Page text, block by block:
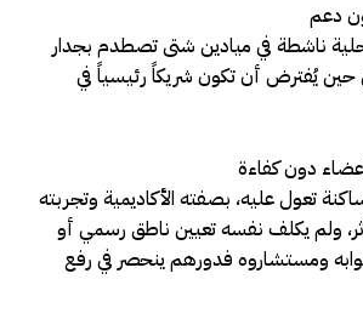
ناشطة في ميادين شتى تصطدم بجدار
حين يُفترض أن تكون شريكاً رئيسياً في
تعول عليه، بصفته الأكاديمية وتجربته
ولم يكلف نفسه تعيين ناطق رسمي أو
ومستشاروه فدورهم ينحصر في رفع